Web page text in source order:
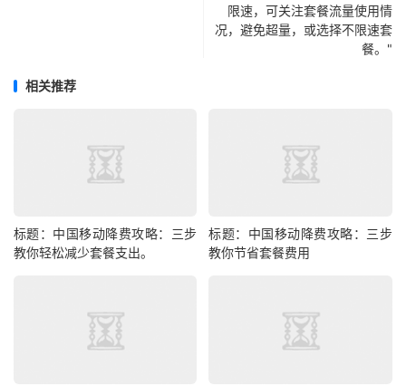
限速，可关注套餐流量使用情
况，避免超量，或选择不限速套
餐。"
相关推荐
标题：中国移动降费攻略：三步
教你轻松减少套餐支出。
标题：中国移动降费攻略：三步
教你节省套餐费用